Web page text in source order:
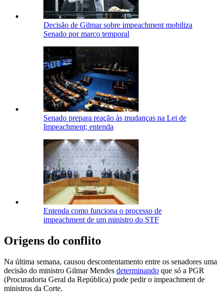
Decisão de Gilmar sobre impeachment mobiliza
Senado por marco temporal
Senado prepara reação às mudanças na Lei de
Impeachment; entenda
Entenda como funciona o processo de
impeachment de um ministro do STF
Origens do conflito
Na última semana, causou descontentamento entre os senadores uma
decisão do ministro Gilmar Mendes determinando que só a PGR
(Procuradoria Geral da República) pode pedir o impeachment de
ministros da Corte.